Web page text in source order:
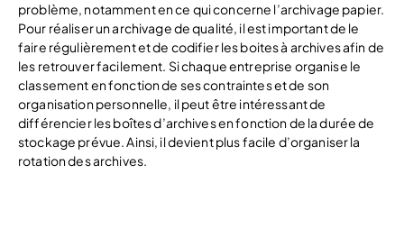
problème, notamment en ce qui concerne l’archivage papier.
Pour réaliser un archivage de qualité, il est important de le
faire régulièrement et de codifier les boites à archives afin de
les retrouver facilement. Si chaque entreprise organise le
classement en fonction de ses contraintes et de son
organisation personnelle, il peut être intéressant de
différencier les boîtes d’archives en fonction de la durée de
stockage prévue. Ainsi, il devient plus facile d’organiser la
rotation des archives.